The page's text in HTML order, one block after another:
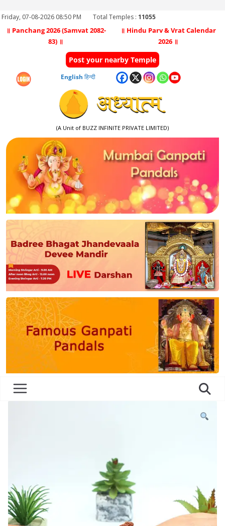
Friday, 07-08-2026 08:50 PM Total Temples : 11055
॥ Panchang 2026 (Samvat 2082-
83) ॥
॥ Hindu Parv & Vrat Calendar
2026 ॥
Post your nearby Temple
English हिन्दी
(A Unit of BUZZ INFINITE PRIVATE LIMITED)